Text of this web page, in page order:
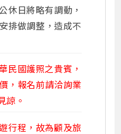
休日將略有調動，
排做調整，造成不
民國護照之貴賓，
，報名前請洽詢業
諒。
行程，故為顧及旅